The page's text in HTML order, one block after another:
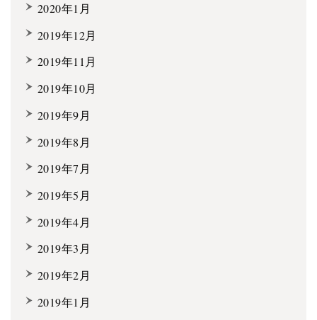
2020年1月
2019年12月
2019年11月
2019年10月
2019年9月
2019年8月
2019年7月
2019年5月
2019年4月
2019年3月
2019年2月
2019年1月